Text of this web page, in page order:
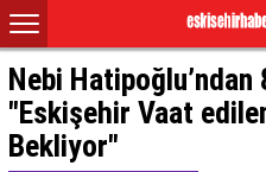
Nebi
"Eskişehir Vaat
Bekliyor"